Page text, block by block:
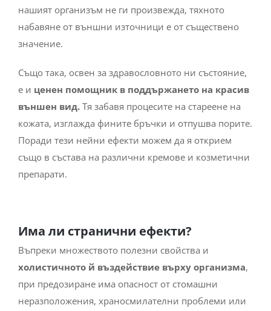
нашият организъм не ги произвежда, тяхното
набавяне от външни източници е от съществено
значение.
Също така, освен за здравословното ни състояние,
е и ценен помощник в поддържането на красив
външен вид.Тя забавя процесите на стареене на
кожата, изглажда фините бръчки и отпушва порите.
Поради тези нейни ефекти можем да я открием
също в състава на различни кремове и козметични
препарати.
Има ли странични ефекти?
Въпреки множеството полезни свойства и
холистичното й въздействие върху организма,
при предозиране има опасност от стомашни
неразположения, храносмилателни проблеми или